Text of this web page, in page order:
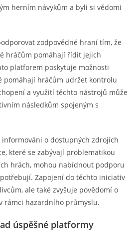
herním návykům a byli si vědomi
zodpovědné hraní tím, že
hráčům pomáhají řídit jejich
platforem poskytuje možnosti
pomáhají hráčům udržet kontrolu
a využití těchto nástrojů může
následkům spojeným s
o dostupných zdrojích
které se zabývají problematikou
hrách, mohou nabídnout podporu
Zapojení do těchto iniciativ
ale také zvyšuje povědomí o
rámci hazardního průmyslu.
úspěšné platformy